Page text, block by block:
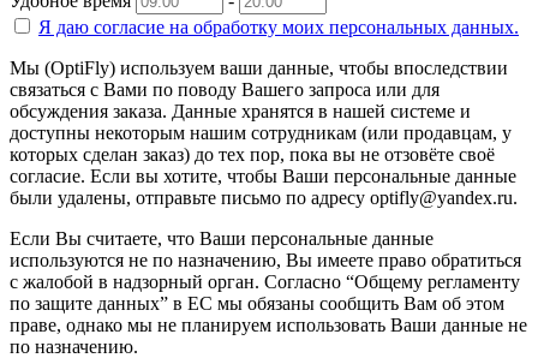
Я даю согласие на обработку моих персональных данных.
Мы (OptiFly) используем ваши данные, чтобы впоследствии
связаться с Вами по поводу Вашего запроса или для
обсуждения заказа. Данные хранятся в нашей системе и
доступны некоторым нашим сотрудникам (или продавцам, у
которых сделан заказ) до тех пор, пока вы не отзовёте своё
согласие. Если вы хотите, чтобы Ваши персональные данные
были удалены, отправьте письмо по адресу optifly@yandex.ru.
Если Вы считаете, что Ваши персональные данные
используются не по назначению, Вы имеете право обратиться
с жалобой в надзорный орган. Согласно “Общему регламенту
по защите данных” в ЕС мы обязаны сообщить Вам об этом
праве, однако мы не планируем использовать Ваши данные не
по назначению.